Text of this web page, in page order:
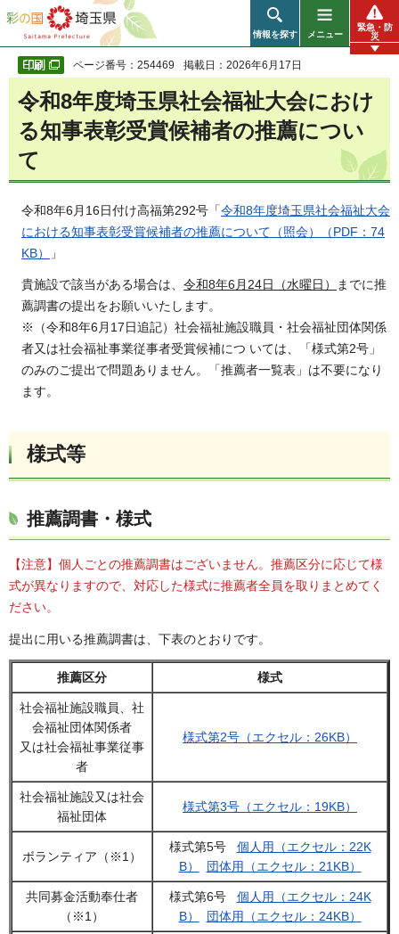
彩の国 埼玉県
情報を探す メニュー
緊急・防
災
ページ番号：254469 掲載日：2026年6月17日
令和8年度埼玉県社会福祉大会におけ
る知事表彰受賞候補者の推薦につい
て
令和8年6月16日付け高福第292号「令和8年度埼玉県社会福祉大会
における知事表彰受賞候補者の推薦について（照会）（PDF：74
KB）
」
貴施設で該当がある場合は、 令和8年6月24日（水曜日）
までに推
薦調書の提出をお願いいたします。
※（令和8年6月17日追記）社会福祉施設職員・社会福祉団体関係
者又は社会福祉事業従事者受賞候補につ いては、「様式第2号」
のみのご提出で問題ありません。「推薦者一覧表」は不要になり
ます。
様式等
推薦調書・様式
【注意】個人ごとの推薦調書はございません。推薦区分に応じて様
式が異なりますので、対応した様式に推薦者全員を取りまとめてく
ださい。
提出に用いる推薦調書は、下表のとおりです。
推薦区分 様式
社会福祉施設職員、社
会福祉団体関係者
又は社会福祉事業従事
者
様式第2号（エクセル：26KB）
社会福祉施設又は社会
福祉団体
様式第3号（エクセル：19KB）
ボランティア（※1）
様式第5号 個人用（エクセル：22K
B）
団体用（エクセル：21KB）
共同募金活動奉仕者
（※1）
様式第6号 個人用（エクセル：24K
B）
団体用（エクセル：24KB）